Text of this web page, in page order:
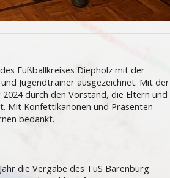
Fußballkreises Diepholz mit der
Jugendtrainer ausgezeichnet. Mit der
durch den Vorstand, die Eltern und
Mit Konfettikanonen und Präsenten
bedankt.
die Vergabe des TuS Barenburg